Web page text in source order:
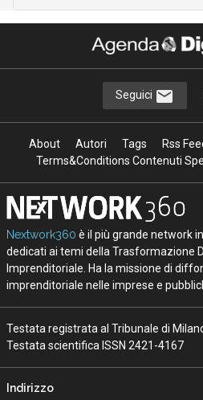
Seguici
About Autori Tags Rss
Terms&Conditions Contenuti
Nextwork360 è il più grande network
dedicati ai temi della Trasformazione
Imprenditoriale. Ha la missione di
imprenditoriale nelle imprese e
Testata registrata al Tribunale di
Testata scientifica ISSN 2421-4167
Indirizzo